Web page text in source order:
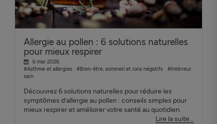
Allergie au pollen : 6 solutions naturelles
pour mieux respirer
6 mai 2026
#Asthme et allergies
#Bien-être, sommeil et ions négatifs
#Intérieur
sain
Découvrez 6 solutions naturelles pour réduire les
symptômes d’allergie au pollen : conseils simples pour
mieux respirer et améliorer votre santé au quotidien.
Lire la suite...